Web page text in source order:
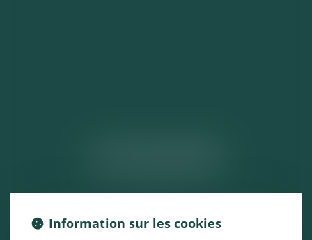
Information sur les cookies